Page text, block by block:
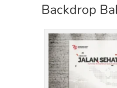
Backdrop